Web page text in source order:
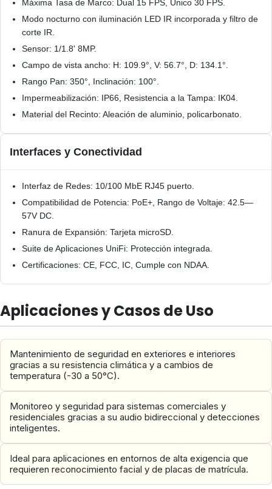
Máxima Tasa de Marco: Dual 15 FPS, Único 30 FPS.
Modo nocturno con iluminación LED IR incorporada y filtro de
corte IR.
Sensor: 1/1.8' 8MP.
Campo de vista ancho: H: 109.9°, V: 56.7°, D: 134.1°.
Rango Pan: 350°, Inclinación: 100°.
Impermeabilización: IP66, Resistencia a la Tampa: IK04.
Material del Recinto: Aleación de aluminio, policarbonato.
Interfaces y Conectividad
Interfaz de Redes: 10/100 MbE RJ45 puerto.
Compatibilidad de Potencia: PoE+, Rango de Voltaje: 42.5—
57V DC.
Ranura de Expansión: Tarjeta microSD.
Suite de Aplicaciones UniFi: Protección integrada.
Certificaciones: CE, FCC, IC, Cumple con NDAA.
Aplicaciones y Casos de Uso
Mantenimiento de seguridad en exteriores e interiores
gracias a su resistencia climática y a cambios de
temperatura (-30 a 50°C).
Monitoreo y seguridad para sistemas comerciales y
residenciales gracias a su audio bidireccional y detecciones
inteligentes.
Ideal para aplicaciones en entornos de alta exigencia que
requieren reconocimiento facial y de placas de matrícula.